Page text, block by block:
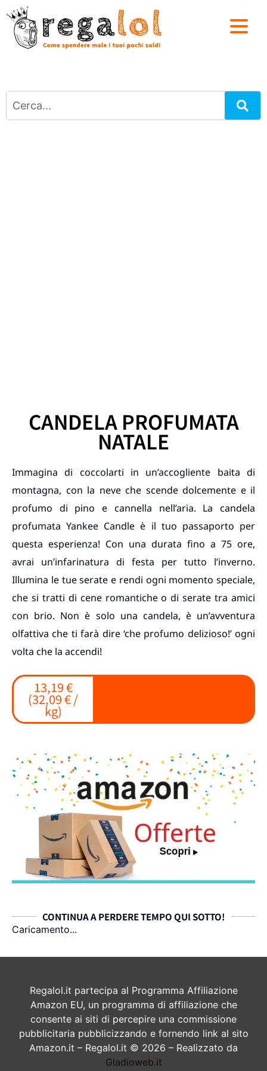
CANDELA PROFUMATA
NATALE
Immagina di coccolarti in un’accogliente baita di
montagna, con la neve che scende dolcemente e il
profumo di pino e cannella nell’aria. La candela
profumata Yankee Candle è il tuo passaporto per
questa esperienza! Con una durata fino a 75 ore,
avrai un’infarinatura di festa per tutto l’inverno.
Illumina le tue serate e rendi ogni momento speciale,
che si tratti di cene romantiche o di serate tra amici
con brio. Non è solo una candela, è un’avventura
olfattiva che ti farà dire ‘che profumo delizioso!’ ogni
volta che la accendi!
13,19 €
(32,09 € /
kg)
CONTINUA A PERDERE TEMPO QUI SOTTO!
Caricamento...
Regalol.it partecipa al Programma Affiliazione
Amazon EU, un programma di affiliazione che
consente ai siti di percepire una commissione
pubblicitaria pubblicizzando e fornendo link al sito
Amazon.it – Regalol.it © 2026 – Realizzato da
Gladioweb.it